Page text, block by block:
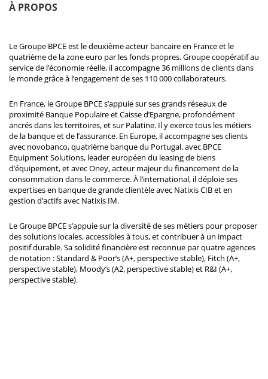
À PROPOS
Le Groupe BPCE est le deuxième acteur bancaire en France et le
quatrième de la zone euro par les fonds propres. Groupe coopératif au
service de l’économie réelle, il accompagne 36 millions de clients dans
le monde grâce à l’engagement de ses 110 000 collaborateurs.
En France, le Groupe BPCE s’appuie sur ses grands réseaux de
proximité Banque Populaire et Caisse d’Epargne, profondément
ancrés dans les territoires, et sur Palatine. Il y exerce tous les métiers
de la banque et de l’assurance. En Europe, il accompagne ses clients
avec novobanco, quatrième banque du Portugal, avec BPCE
Equipment Solutions, leader européen du leasing de biens
d’équipement, et avec Oney, acteur majeur du financement de la
consommation dans le commerce. À l’international, il déploie ses
expertises en banque de grande clientèle avec Natixis CIB et en
gestion d’actifs avec Natixis IM.
Le Groupe BPCE s’appuie sur la diversité de ses métiers pour proposer
des solutions locales, accessibles à tous, et contribuer à un impact
positif durable. Sa solidité financière est reconnue par quatre agences
de notation : Standard & Poor’s (A+, perspective stable), Fitch (A+,
perspective stable), Moody’s (A2, perspective stable) et R&I (A+,
perspective stable).